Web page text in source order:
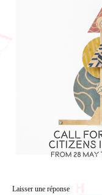
Laisser une réponse